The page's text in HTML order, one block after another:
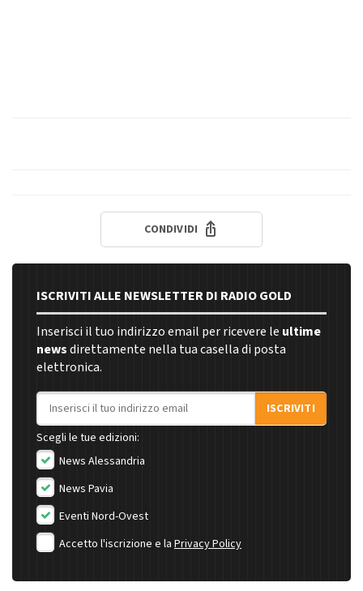
CONDIVIDI
ISCRIVITI ALLE NEWSLETTER DI RADIO GOLD
Inserisci il tuo indirizzo email per ricevere le ultime
newsdirettamente nella tua casella di posta
elettronica.
Indirizzo email
ISCRIVITI
Scegli le tue edizioni:
News Alessandria
News Pavia
Eventi Nord-Ovest
Accetto l'iscrizione e la Privacy Policy